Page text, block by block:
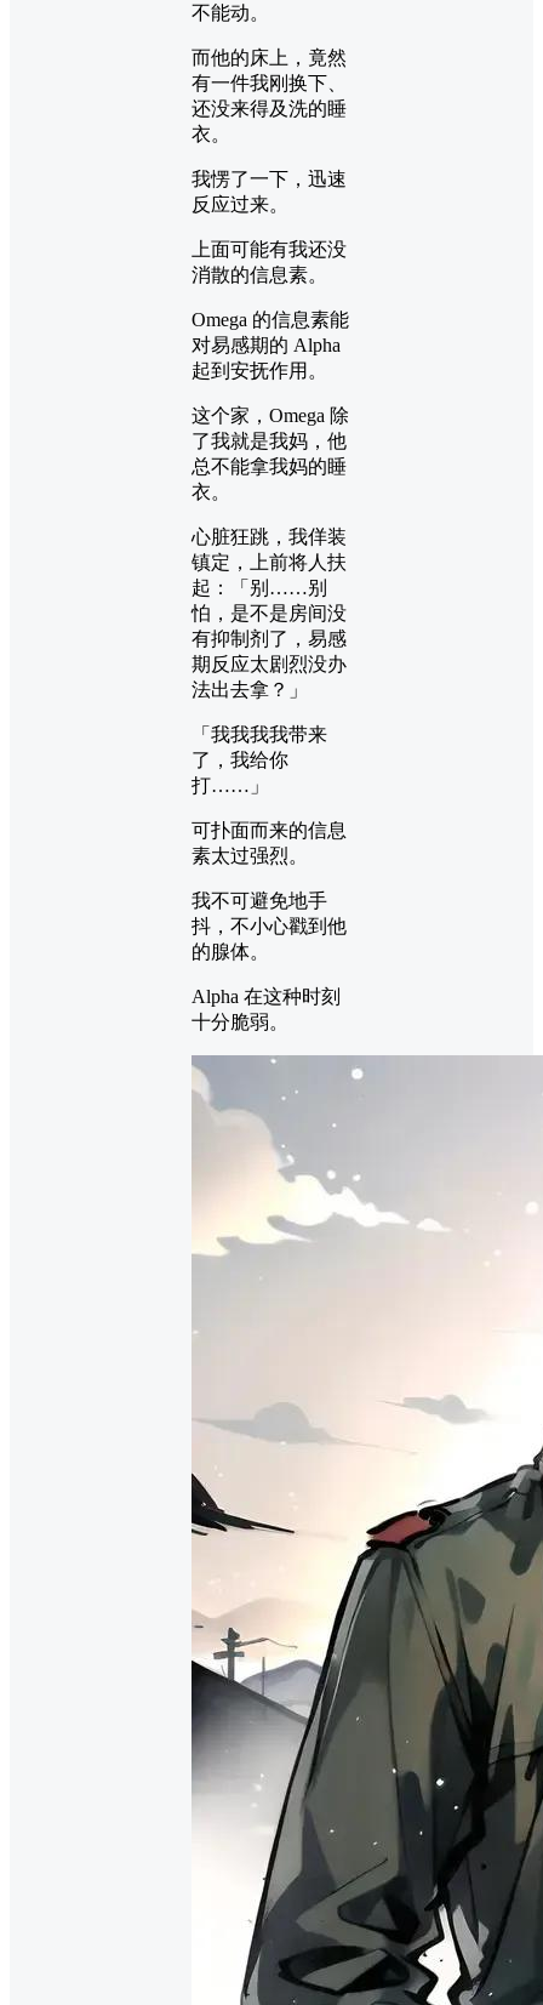
不能动。
而他的床上，竟然
有一件我刚换下、
还没来得及洗的睡
衣。
我愣了一下，迅速
反应过来。
上面可能有我还没
消散的信息素。
Omega 的信息素能
对易感期的 Alpha
起到安抚作用。
这个家，Omega 除
了我就是我妈，他
总不能拿我妈的睡
衣。
心脏狂跳，我佯装
镇定，上前将人扶
起：「别……别
怕，是不是房间没
有抑制剂了，易感
期反应太剧烈没办
法出去拿？」
「我我我我带来
了，我给你
打……」
可扑面而来的信息
素太过强烈。
我不可避免地手
抖，不小心戳到他
的腺体。
Alpha 在这种时刻
十分脆弱。